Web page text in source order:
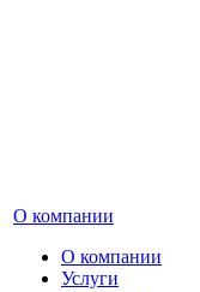
О компании
О компании
Услуги